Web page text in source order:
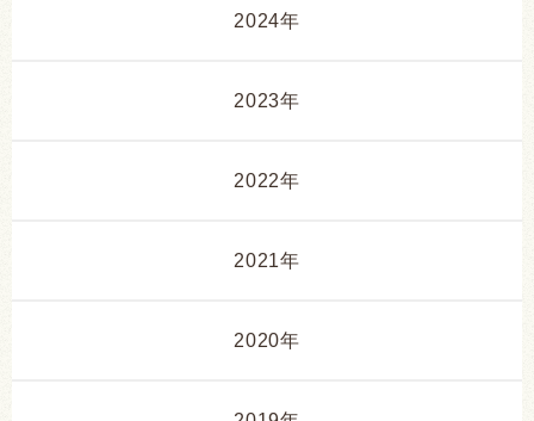
2024年
2023年
2022年
2021年
2020年